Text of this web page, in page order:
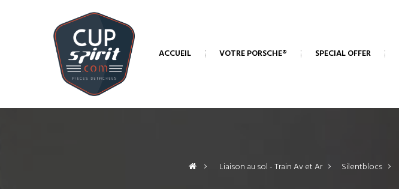
ACCUEIL VOTRE PORSCHE® SPECIAL OFFER
> Liaison au sol - Train Av et Ar > Silentblocs >